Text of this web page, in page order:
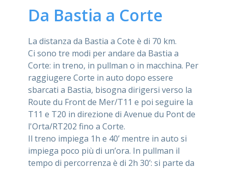
Da Bastia a Corte
La distanza da Bastia a Cote è di 70 km.
Ci sono tre modi per andare da Bastia a
Corte: in treno, in pullman o in macchina. Per
raggiugere Corte in auto dopo essere
sbarcati a Bastia, bisogna dirigersi verso la
Route du Front de Mer/T11 e poi seguire la
T11 e T20 in direzione di Avenue du Pont de
l'Orta/RT202 fino a Corte.
Il treno impiega 1h e 40’ mentre in auto si
impiega poco più di un’ora. In pullman il
tempo di percorrenza è di 2h 30’: si parte da